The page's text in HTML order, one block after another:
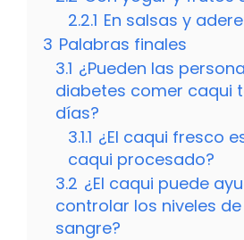
2.2.1 En salsas y
3 Palabras finales
3.1 ¿Pueden las
diabetes comer caqui
días?
3.1.1 ¿El caqui fresco
caqui procesado?
3.2 ¿El caqui puede
controlar los niveles
sangre?